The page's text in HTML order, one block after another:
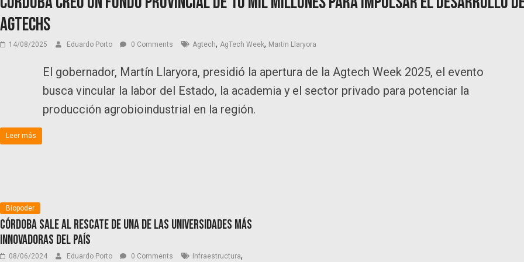
AgTechs
14/08/2025 Eduardo Porto 0 Comments Agtech, AgTech Week, Martin Llaryora
El gobernador, Martín Llaryora, presidió la apertura de la Agtech Week 2025, el evento
busca vincular la labor del Estado, la academia y el sector privado para potenciar la
producción agrobioindustrial en la región.
Leer más
Biopoder
Córdoba sale al rescate de una de las universidades más
innovadoras del país
08/06/2024 Eduardo Porto 0 Comments Infraestructura,